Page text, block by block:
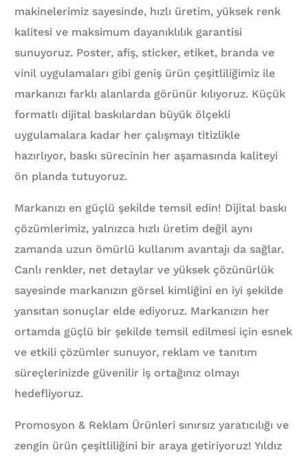
makinelerimiz sayesinde, hızlı üretim, yüksek renk
kalitesi ve maksimum dayanıklılık garantisi
sunuyoruz. Poster, afiş, sticker, etiket, branda ve
vinil uygulamaları gibi geniş ürün çeşitliliğimiz ile
markanızı farklı alanlarda görünür kılıyoruz. Küçük
formatlı dijital baskılardan büyük ölçekli
uygulamalara kadar her çalışmayı titizlikle
hazırlıyor, baskı sürecinin her aşamasında kaliteyi
ön planda tutuyoruz.
Markanızı en güçlü şekilde temsil edin! Dijital baskı
çözümlerimiz, yalnızca hızlı üretim değil aynı
zamanda uzun ömürlü kullanım avantajı da sağlar.
Canlı renkler, net detaylar ve yüksek çözünürlük
sayesinde markanızın görsel kimliğini en iyi şekilde
yansıtan sonuçlar elde ediyoruz. Markanızın her
ortamda güçlü bir şekilde temsil edilmesi için esnek
ve etkili çözümler sunuyor, reklam ve tanıtım
süreçlerinizde güvenilir iş ortağınız olmayı
hedefliyoruz.
Promosyon & Reklam Ürünleri sınırsız yaratıcılığı ve
zengin ürün çeşitliliğini bir araya getiriyoruz! Yıldız